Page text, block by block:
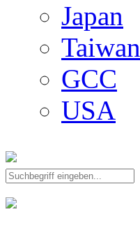
Japan
Taiwan
GCC
USA